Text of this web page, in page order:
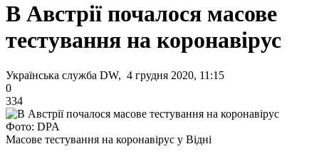
В Австрії почалося масове
тестування на коронавірус
Українська служба DW, 4 грудня 2020, 11:15
0
334
Фото: DPA
Масове тестування на коронавірус у Відні